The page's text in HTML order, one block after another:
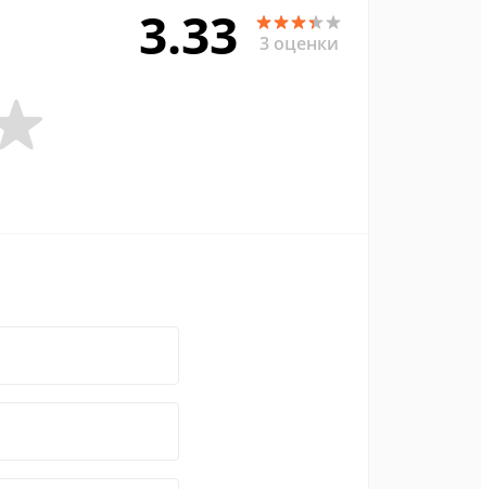
3.33 3 оценки